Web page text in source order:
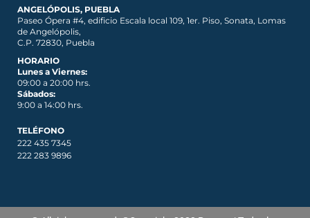
ANGELÓPOLIS, PUEBLA
Paseo Ópera #4, edificio Escala local 109, 1er. Piso, Sonata, Lomas
de Angelópolis,
C.P. 72830, Puebla
HORARIO
Lunes a Viernes:
09:00 a 20:00 hrs.
Sábados:
9:00 a 14:00 hrs.
TELÉFONO
222 435 7345
222 283 9896